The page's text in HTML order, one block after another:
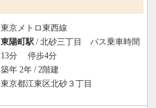
東京メトロ東西線
東陽町駅 / 北砂三丁目 バス乗車時間
13分 停歩4分
築年 2年 / 2階建
東京都江東区北砂３丁目